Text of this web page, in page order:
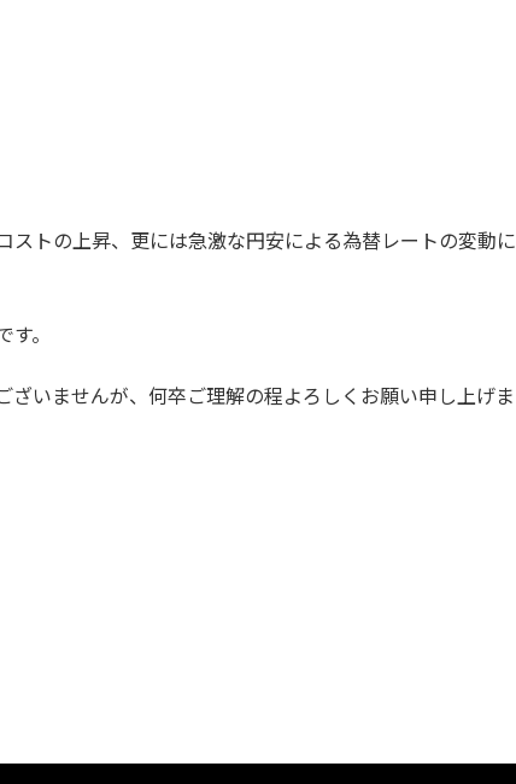
トの上昇、更には急激な円安による為替レートの変動に
。
いませんが、何卒ご理解の程よろしくお願い申し上げま